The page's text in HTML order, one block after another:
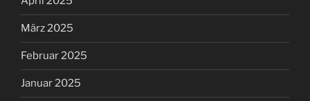
März 2025
Februar 2025
Januar 2025